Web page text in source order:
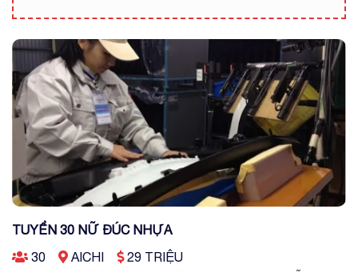
TUYỂN 30 NỮ ĐÚC NHỰA
30
AICHI
29 TRIỆU